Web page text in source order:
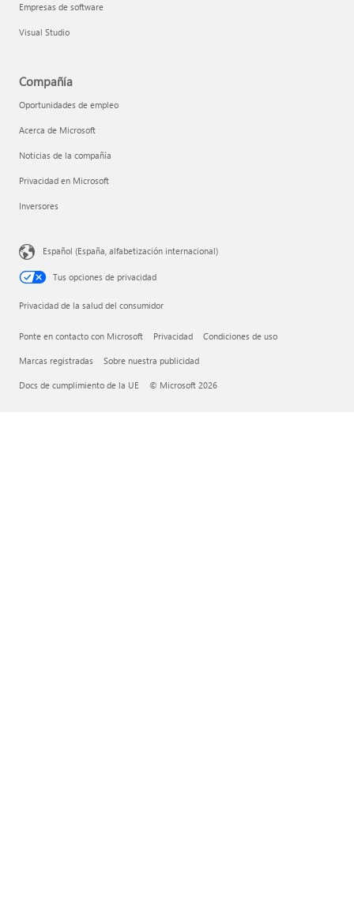
Empresas de software
Visual Studio
Compañía
Oportunidades de empleo
Acerca de Microsoft
Noticias de la compañía
Privacidad en Microsoft
Inversores
Español (España, alfabetización internacional)
Tus opciones de privacidad
Privacidad de la salud del consumidor
Ponte en contacto con Microsoft Privacidad Condiciones de uso
Marcas registradas Sobre nuestra publicidad
Docs de cumplimiento de la UE © Microsoft 2026